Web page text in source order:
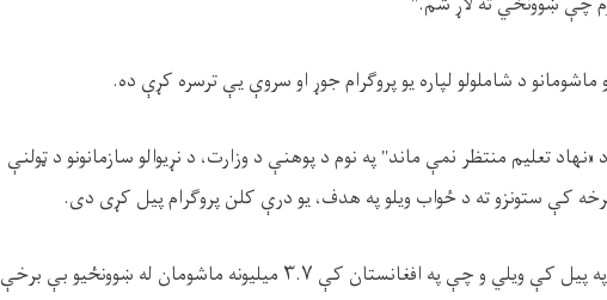
د شاملولو لپاره یو پروګرام جوړ او سروې یې ترسره کړې ده.
تعلیم منتظر نمې ماند" په نوم د پوهنې د وزارت، د نړیوالو سازمانونو د ټولنې
کې ستونزو ته د ځواب ویلو په هدف، یو درې کلن پروګرام پیل کړی دی.
د پوهنې وزارت د روان تعلیمي کابل په پیل کې ویلي و چې په افغانستان کې ۳.۷ میلیونه ماشومان له ښوونځیو بې برخې